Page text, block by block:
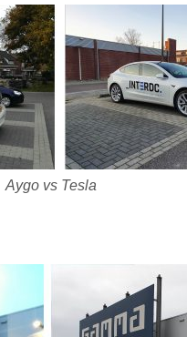
Aygo vs Tesla